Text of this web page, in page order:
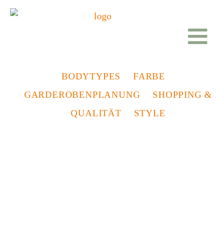
BODYTYPES
FARBE
GARDEROBENPLANUNG
SHOPPING &
QUALITÄT
STYLE